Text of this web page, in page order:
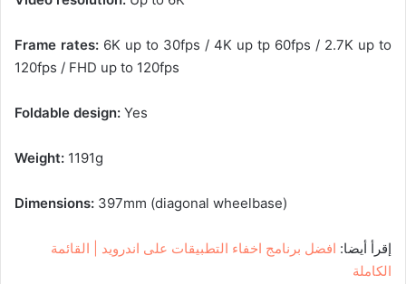
Frame rates: 6K up to 30fps / 4K up tp 60fps / 2.7K up to
120fps / FHD up to 120fps
Foldable design: Yes
Weight: 1191g
Dimensions: 397mm (diagonal wheelbase)
إقرأ أيضا: افضل برنامج اخفاء التطبيقات على اندرويد | القائمة
الكاملة